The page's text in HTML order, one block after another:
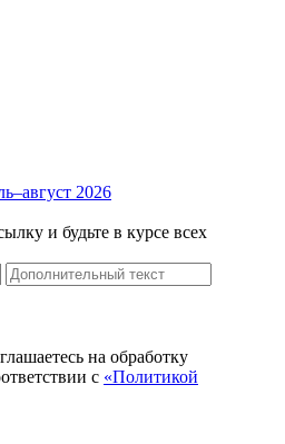
2026
и будьте в курсе всех
на обработку
с «Политикой